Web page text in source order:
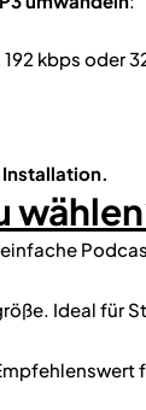
kbps oder
Installation.
Ideal für